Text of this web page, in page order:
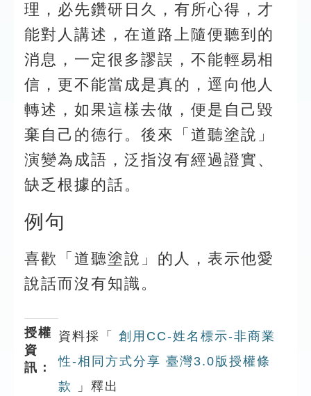
理，必先鑽研日久，有所心得，才
能對人講述，在道路上隨便聽到的
消息，一定很多謬誤，不能輕易相
信，更不能當成是真的，逕向他人
轉述，如果這樣去做，便是自己毀
棄自己的德行。後來「道聽塗說」
演變為成語，泛指沒有經過證實、
缺乏根據的話。
例句
喜歡「道聽塗說」的人，表示他愛
說話而沒有知識。
授權
資
訊：
資料採「
創用CC-姓名標示-非商業
性-相同方式分享 臺灣3.0版授權條
款
」釋出